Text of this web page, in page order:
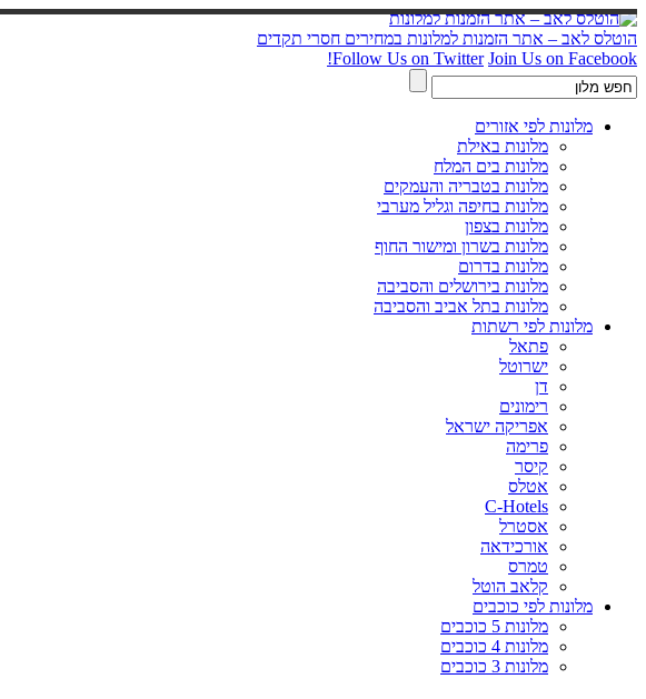
הוטלס לאב – אתר הזמנות למלונות במחירים חסרי תקדים
Follow Us on Twitter Join Us on Facebook!
מלונות לפי אזורים
מלונות באילת
מלונות בים המלח
מלונות בטבריה והעמקים
מלונות בחיפה וגליל מערבי
מלונות בצפון
מלונות בשרון ומישור החוף
מלונות בדרום
מלונות בירושלים והסביבה
מלונות בתל אביב והסביבה
מלונות לפי רשתות
פתאל
ישרוטל
דן
רימונים
אפריקה ישראל
פרימה
קיסר
אטלס
C-Hotels
אסטרל
אורכידאה
טמרס
קלאב הוטל
מלונות לפי כוכבים
מלונות 5 כוכבים
מלונות 4 כוכבים
מלונות 3 כוכבים